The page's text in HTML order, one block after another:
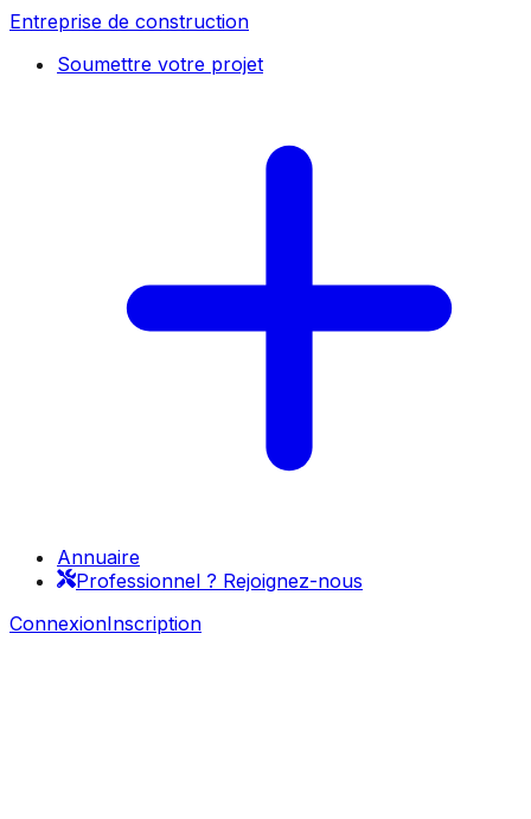
Entreprise de construction
Soumettre votre projet
Annuaire
Professionnel ? Rejoignez-nous
ConnexionInscription